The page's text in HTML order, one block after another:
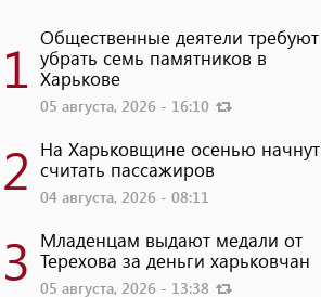
1 Общественные деятели требуют
убрать семь памятников в
Харькове
05 августа, 2026 - 16:10
2 На Харьковщине осенью начнут
считать пассажиров
04 августа, 2026 - 08:11
3 Младенцам выдают медали от
Терехова за деньги харьковчан
05 августа, 2026 - 13:38